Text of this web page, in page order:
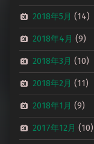
2018年5月 (14)
2018年4月 (9)
2018年3月 (10)
2018年2月 (11)
2018年1月 (9)
2017年12月 (10)